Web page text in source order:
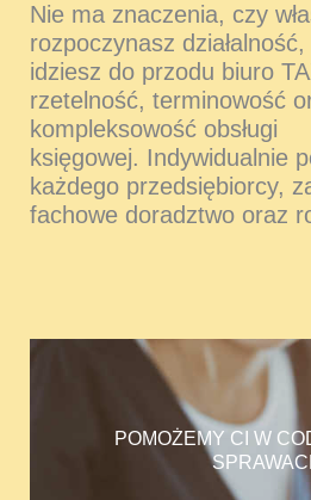
Nie ma znaczenia, czy
rozpoczynasz
idziesz do przodu biuro
rzetelność, terminowość
kompleksowość obsługi
księgowej. Indywidualnie
każdego przedsiębiorcy,
fachowe doradztwo oraz
POMOŻEMY CI W